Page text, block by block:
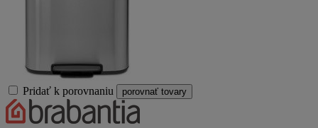
Pridať k porovnaniu porovnať tovary